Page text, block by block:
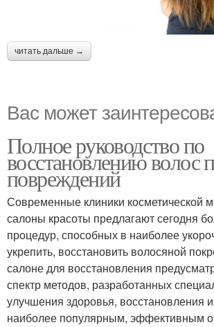
читать дальше →
Вас может
Полное руководство по
восстановлению волос
повреждений
Современные клиники косметической
салоны красоты предлагают сегодня
процедур, способных в наиболее
укрепить, восстановить волосяной
салоне для восстановления
спектр методов, разработанных
улучшения здоровья, восстановления
наиболее популярным, эффективным